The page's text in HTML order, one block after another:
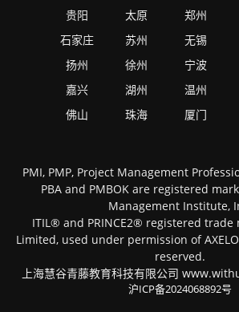
贵阳
太原 郑州
石家庄
苏州 无锡
扬州
徐州 宁波
嘉兴
湖州 温州
佛山
珠海 厦门
PMI, PMP, Project Management
PBA and PMBOK are registered
Management Institute,
ITIL® and PRINCE2® registered trade
Limited, used under permission of
reserved.
上海慧谷青藤教育科技有限公司
沪ICP备2024068892号